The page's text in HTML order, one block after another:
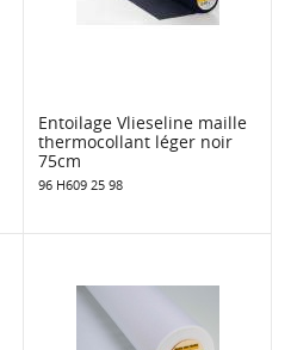
Entoilage Vlieseline maille
thermocollant léger noir
75cm
96 H609 25 98